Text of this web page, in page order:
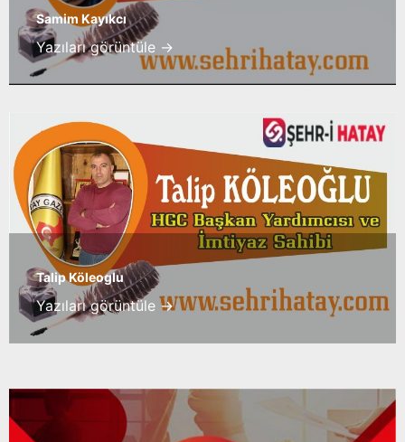
Samim Kayıkcı
Yazıları görüntüle →
Talip Köleoglu
Yazıları görüntüle →